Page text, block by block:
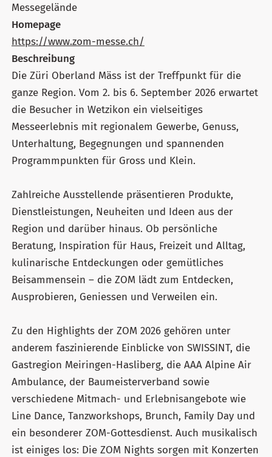
Messegelände
Homepage
https://www.zom-messe.ch/
Beschreibung
Die Züri Oberland Mäss ist der Treffpunkt für die
ganze Region. Vom 2. bis 6. September 2026 erwartet
die Besucher in Wetzikon ein vielseitiges
Messeerlebnis mit regionalem Gewerbe, Genuss,
Unterhaltung, Begegnungen und spannenden
Programmpunkten für Gross und Klein.
Zahlreiche Ausstellende präsentieren Produkte,
Dienstleistungen, Neuheiten und Ideen aus der
Region und darüber hinaus. Ob persönliche
Beratung, Inspiration für Haus, Freizeit und Alltag,
kulinarische Entdeckungen oder gemütliches
Beisammensein – die ZOM lädt zum Entdecken,
Ausprobieren, Geniessen und Verweilen ein.
Zu den Highlights der ZOM 2026 gehören unter
anderem faszinierende Einblicke von SWISSINT, die
Gastregion Meiringen-Hasliberg, die AAA Alpine Air
Ambulance, der Baumeisterverband sowie
verschiedene Mitmach- und Erlebnisangebote wie
Line Dance, Tanzworkshops, Brunch, Family Day und
ein besonderer ZOM-Gottesdienst. Auch musikalisch
ist einiges los: Die ZOM Nights sorgen mit Konzerten